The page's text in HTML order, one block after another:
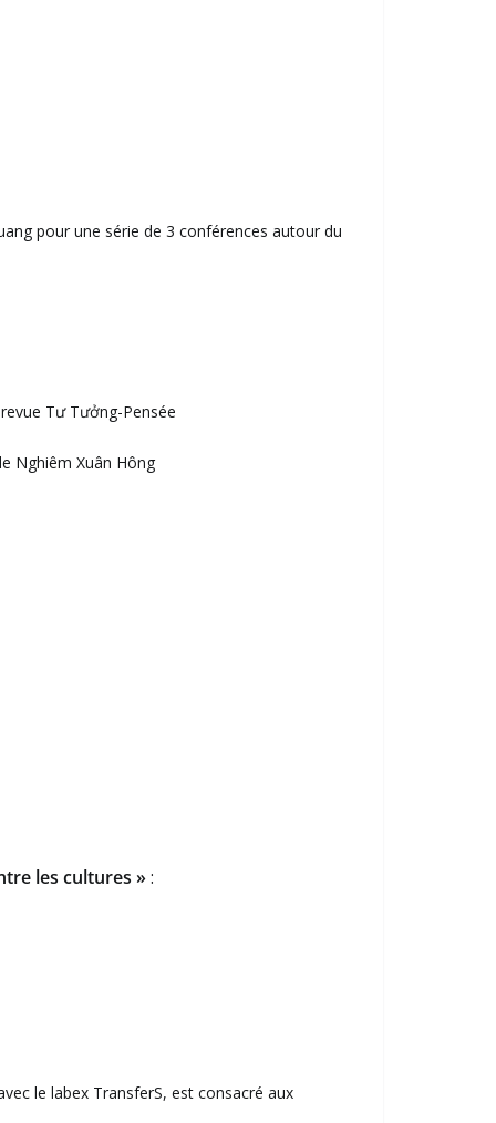
pour une série de 3 conférences autour du
Tư Tưởng-Pensée
Nghiêm Xuân Hông
les cultures »:
le labex TransferS, est consacré aux